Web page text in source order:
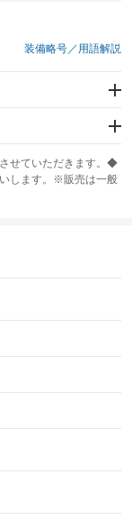
装備略号／用語解説
せていただきます。◆
します。※販売は一般